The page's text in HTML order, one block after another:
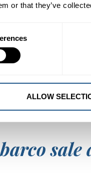
or that they’ve
ALLOW
sale